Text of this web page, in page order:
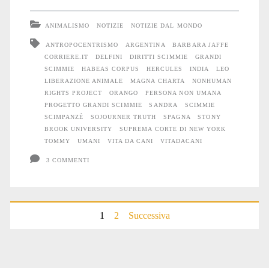
ANIMALISMO NOTIZIE NOTIZIE DAL MONDO
ANTROPOCENTRISMO ARGENTINA
BARBARA JAFFE
CORRIERE.IT
DELFINI DIRITTI SCIMMIE
GRANDI
SCIMMIE
HABEAS CORPUS HERCULES INDIA
LEO
LIBERAZIONE ANIMALE
MAGNA CHARTA
NONHUMAN
RIGHTS PROJECT
ORANGO
PERSONA NON UMANA
PROGETTO GRANDI SCIMMIE
SANDRA
SCIMMIE
SCIMPANZÉ
SOJOURNER TRUTH SPAGNA
STONY
BROOK UNIVERSITY
SUPREMA CORTE DI NEW YORK
TOMMY
UMANI VITA DA CANI VITADACANI
3 COMMENTI
Paginazione
1 2 Successiva